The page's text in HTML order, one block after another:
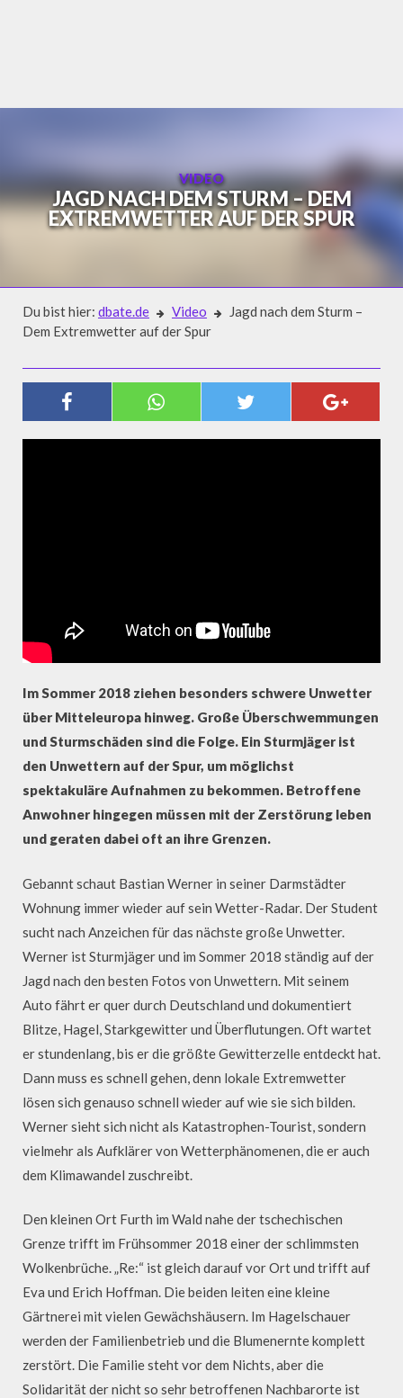
VIDEO
JAGD NACH DEM STURM – DEM
EXTREMWETTER AUF DER SPUR
Du bist hier: dbate.de Video
Jagd nach dem Sturm –
Dem Extremwetter auf der Spur
JAGD NACH DEM STURM – DEM
EXTREMWETTER AUF DER SPUR
Im Sommer 2018 ziehen besonders schwere Unwetter
über Mitteleuropa hinweg. Große Überschwemmungen
und Sturmschäden sind die Folge. Ein Sturmjäger ist
den Unwettern auf der Spur, um möglichst
spektakuläre Aufnahmen zu bekommen. Betroffene
Anwohner hingegen müssen mit der Zerstörung leben
und geraten dabei oft an ihre Grenzen.
Gebannt schaut Bastian Werner in seiner Darmstädter
Wohnung immer wieder auf sein Wetter-Radar. Der Student
sucht nach Anzeichen für das nächste große Unwetter.
Werner ist Sturmjäger und im Sommer 2018 ständig auf der
Jagd nach den besten Fotos von Unwettern. Mit seinem
Auto fährt er quer durch Deutschland und dokumentiert
Blitze, Hagel, Starkgewitter und Überflutungen. Oft wartet
er stundenlang, bis er die größte Gewitterzelle entdeckt hat.
Dann muss es schnell gehen, denn lokale Extremwetter
lösen sich genauso schnell wieder auf wie sie sich bilden.
Werner sieht sich nicht als Katastrophen-Tourist, sondern
vielmehr als Aufklärer von Wetterphänomenen, die er auch
dem Klimawandel zuschreibt.
Den kleinen Ort Furth im Wald nahe der tschechischen
Grenze trifft im Frühsommer 2018 einer der schlimmsten
Wolkenbrüche. „Re:“ ist gleich darauf vor Ort und trifft auf
Eva und Erich Hoffman. Die beiden leiten eine kleine
Gärtnerei mit vielen Gewächshäusern. Im Hagelschauer
werden der Familienbetrieb und die Blumenernte komplett
zerstört. Die Familie steht vor dem Nichts, aber die
Solidarität der nicht so sehr betroffenen Nachbarorte ist